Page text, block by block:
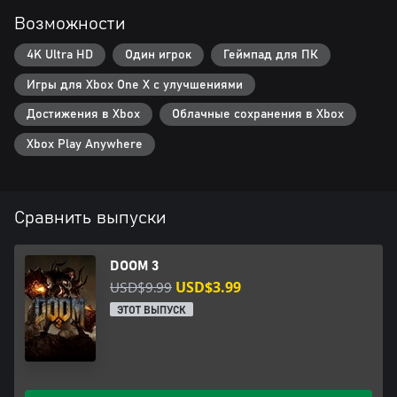
Возможности
4K Ultra HD Один игрок Геймпад для ПК
Игры для Xbox One X с улучшениями
Достижения в Xbox Облачные сохранения в Xbox
Xbox Play Anywhere
Сравнить выпуски
DOOM 3
USD$9.99 USD$3.99
ЭТОТ ВЫПУСК